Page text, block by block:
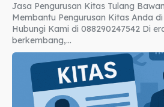
Jasa Pengurusan Kitas Tulang
Membantu Pengurusan Kitas Anda
Hubungi Kami di 088290247542 Di
berkembang,...